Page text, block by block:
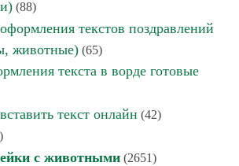
(88)
текстов поздравлений
животные) (65)
текста в ворде готовые
текст онлайн (42)
с животными (2651)